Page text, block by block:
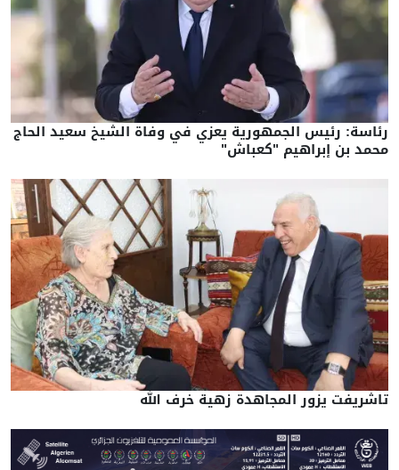
رئاسة: رئيس الجمهورية يعزي في وفاة الشيخ سعيد الحاج
محمد بن إبراهيم "كعباش"
تاشريفت يزور المجاهدة زهية خرف الله